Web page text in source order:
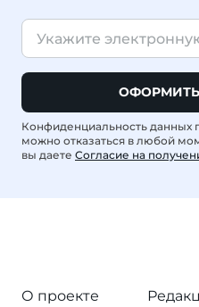
Конфиденциальность данных
можно отказаться в любой
вы даете Согласие на
О проекте